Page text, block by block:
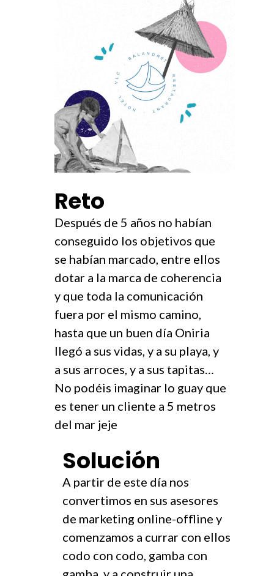
Reto
Después de 5 años no habían
conseguido los objetivos que
se habían marcado, entre ellos
dotar a la marca de coherencia
y que toda la comunicación
fuera por el mismo camino,
hasta que un buen día Oniria
llegó a sus vidas, y a su playa, y
a sus arroces, y a sus tapitas…
No podéis imaginar lo guay que
es tener un cliente a 5 metros
del mar jeje
Solución
A partir de este día nos
convertimos en sus asesores
de marketing online-offline y
comenzamos a currar con ellos
codo con codo, gamba con